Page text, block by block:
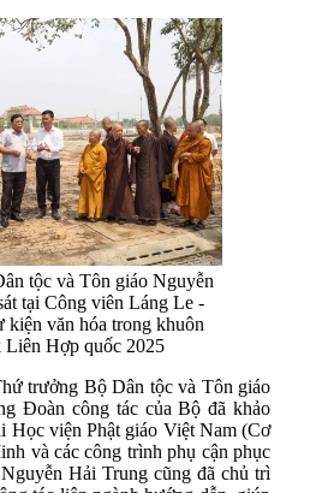
tộc và Tôn giáo Nguyễn
tại Công viên Láng Le -
kiện văn hóa trong khuôn
Hợp quốc 2025
trưởng Bộ Dân tộc và Tôn giáo
Đoàn công tác của Bộ đã khảo
Học viện Phật giáo Việt Nam (Cơ
và các công trình phụ cận phục
Hải Trung cũng đã chủ trì